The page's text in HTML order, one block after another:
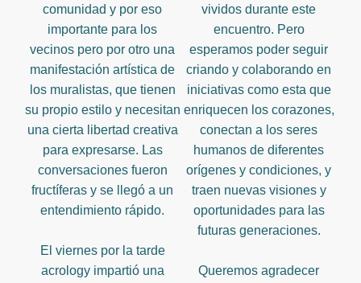
comunidad y por eso
importante para los
vecinos pero por otro una
manifestación artística de
los muralistas, que tienen
su propio estilo y necesitan
una cierta libertad creativa
para expresarse. Las
conversaciones fueron
fructíferas y se llegó a un
entendimiento rápido.
El viernes por la tarde
acrology impartió una
vividos durante este
encuentro. Pero
esperamos poder seguir
criando y colaborando en
iniciativas como esta que
enriquecen los corazones,
conectan a los seres
humanos de diferentes
orígenes y condiciones, y
traen nuevas visiones y
oportunidades para las
futuras generaciones.
Queremos agradecer